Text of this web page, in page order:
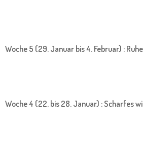
Woche 5 (29. Januar bis 4. Februar) :
Woche 4 (22. bis 28. Januar) : Scharfes